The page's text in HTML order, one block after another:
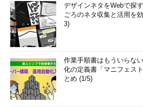
デザインネタをWebで探
ごろのネタ収集と活用を
3)
作業手順書はもういらな
化の定義書「マニフェス
とめ (1/5)